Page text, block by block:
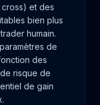
et des
bien plus
humain.
de
des
risque de
de gain